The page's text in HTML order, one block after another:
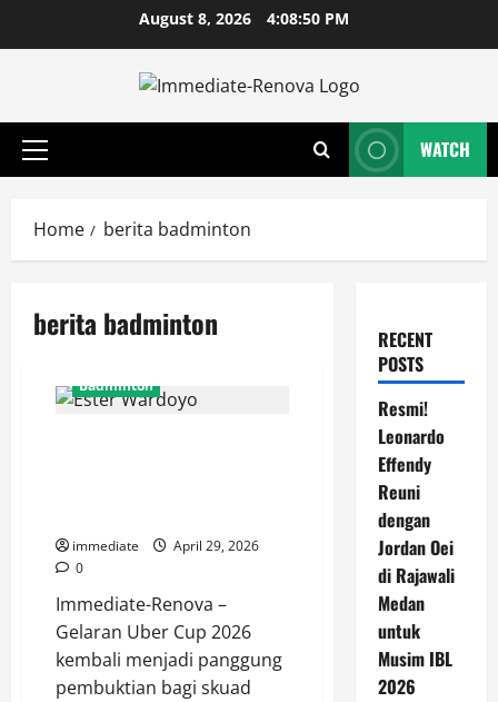
August 8, 2026 4:08:50 PM
Primary
WATCH
Home berita badminton
berita badminton
Badminton
immediate
April 29, 2026
0
Immediate-Renova –
Gelaran Uber Cup 2026
kembali menjadi panggung
pembuktian bagi skuad
RECENT
POSTS
Resmi!
Leonardo
Effendy
Reuni
dengan
Jordan Oei
di Rajawali
Medan
untuk
Musim IBL
2026